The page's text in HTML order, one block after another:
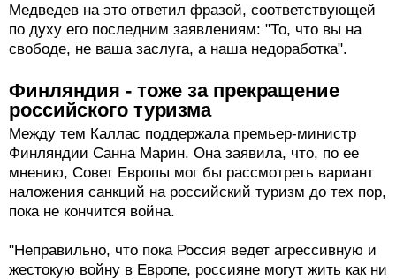
Медведев на это ответил фразой, соответствующей
по духу его последним заявлениям: "То, что вы на
свободе, не ваша заслуга, а наша недоработка".
Финляндия - тоже за прекращение
российского туризма
Между тем Каллас поддержала премьер-министр
Финляндии Санна Марин. Она заявила, что, по ее
мнению, Совет Европы мог бы рассмотреть вариант
наложения санкций на российский туризм до тех пор,
пока не кончится война.
"Неправильно, что пока Россия ведет агрессивную и
жестокую войну в Европе, россияне могут жить как ни